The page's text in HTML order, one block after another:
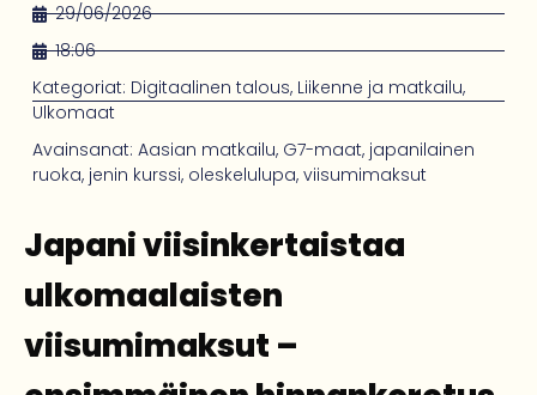
29/06/2026
18:06
Kategoriat: Digitaalinen talous, Liikenne ja matkailu,
Ulkomaat
Avainsanat: Aasian matkailu, G7-maat, japanilainen
ruoka, jenin kurssi, oleskelulupa, viisumimaksut
Japani viisinkertaistaa
ulkomaalaisten
viisumimaksut –